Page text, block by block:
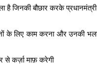
है जिनकी बौछार करके
के लिए काम करना और उनकी
से कर्ज़ा माफ़ करेगी